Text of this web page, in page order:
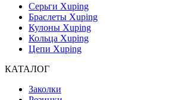
Серьги Xuping
Браслеты Xuping
Кулоны Xuping
Кольца Xuping
Цепи Xuping
КАТАЛОГ
Заколки